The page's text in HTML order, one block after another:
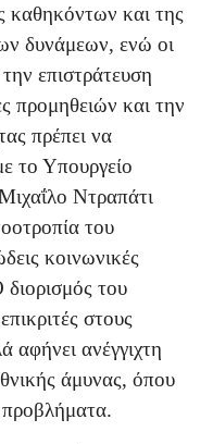
καθηκόντων και της
δυνάμεων, ενώ οι
επιστράτευση
προμηθειών και την
πρέπει να
το Υπουργείο
Ντραπάτι
του
κοινωνικές
του
στους
αφήνει ανέγγιχτη
άμυνας, όπου
προβλήματα.